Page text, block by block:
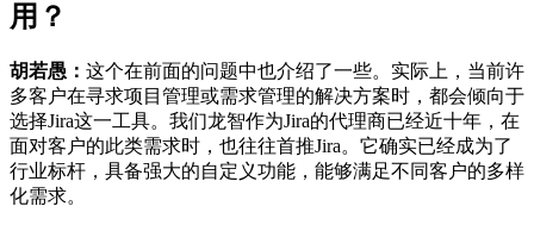
用？
胡若愚： 这个在前面的问题中也介绍了一些。实际上，当前许
多客户在寻求项目管理或需求管理的解决方案时，都会倾向于
选择Jira这一工具。我们龙智作为Jira的代理商已经近十年，在
面对客户的此类需求时，也往往首推Jira。它确实已经成为了
行业标杆，具备强大的自定义功能，能够满足不同客户的多样
化需求。